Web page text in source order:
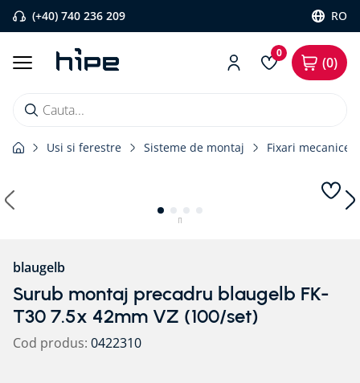
(+40) 740 236 209 RO
0
0
Cauta...
Căutări populare
4.
banda precomprimata
5.
bariera vapori
6.
strapungeri
7.
placa blaugelb
Usi si ferestre Sisteme de montaj Fixari mecanice
blaugelb
Surub montaj precadru blaugelb FK-
T30 7.5x 42mm VZ (100/set)
Cod produs: 0422310